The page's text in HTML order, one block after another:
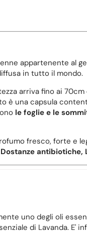
appartenente al
in tutto il mondo.
arriva fino ai
è una capsula
le foglie e le
fresco, forte e
antibiotiche,
uno degli oli
di Lavanda. E'